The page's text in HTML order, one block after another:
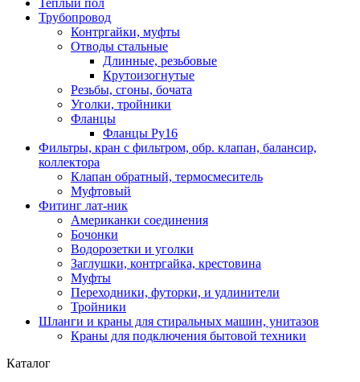
Трубопровод
Контргайки, муфты
Отводы стальные
Длинные, резьбовые
Крутоизогнутые
Резьбы, сгоны, бочата
Уголки, тройники
Фланцы
Фланцы Ру16
Фильтры, кран с фильтром, обр. клапан, балансир,
коллектора
Клапан обратный, термосмеситель
Муфтовый
Фитинг лат-ник
Американки соединения
Бочонки
Водорозетки и уголки
Заглушки, контргайка, крестовина
Муфты
Переходники, футорки, и удлинители
Тройники
Шланги и краны для стиральных машин, унитазов
Краны для подключения бытовой техники
Каталог